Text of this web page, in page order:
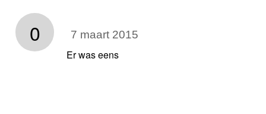
0 7 maart 2015
Er was eens